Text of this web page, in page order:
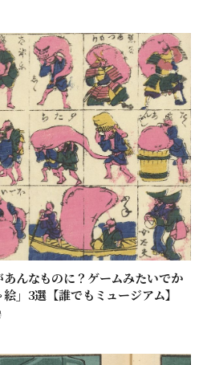
んなものに？ゲームみたいでか
」3選【誰でもミュージアム】